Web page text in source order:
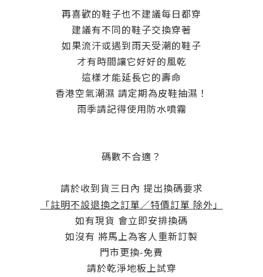
再喜歡的鞋子也不建議每日都穿
建議有不同的鞋子交換穿著
如果流汗或遇到雨天受潮的鞋子
才有時間讓它好好的風乾
這樣才能延長它的壽命
香港空氣潮濕 請定期為皮鞋抽濕！
雨季請記得使用防水噴霧
碼數不合適？
請於收到貨三日內 提出換碼要求
「註明不設退換之訂單／特價訂單 除外」
如有現貨 會立即安排換碼
如沒有 將馬上為客人重新訂製
門市更換-免費
請於乾淨地板上試穿